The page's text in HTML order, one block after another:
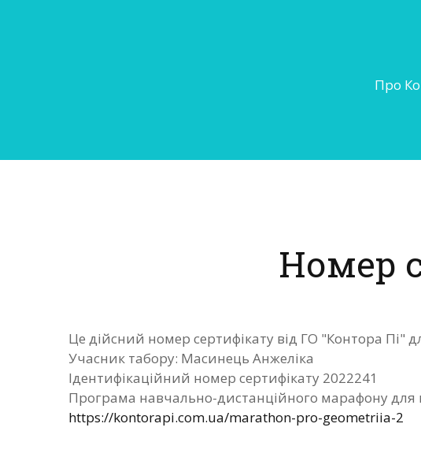
Про
Номер
Це дійсний номер сертифікату від ГО "Контора Пі"
Учасник табору: Масинець Анжеліка
Ідентифікаційний номер сертифікату 2022241
Програма навчально-дистанційного марафону для
https://kontorapi.com.ua/marathon-pro-geometriia-2